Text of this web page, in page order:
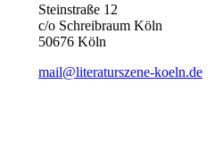
Steinstraße 12
c/o Schreibraum Köln
50676 Köln
mail@literaturszene-koeln.de